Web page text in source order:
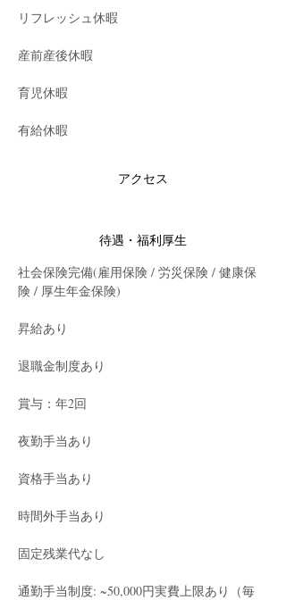
リフレッシュ休暇
産前産後休暇
育児休暇
有給休暇
アクセス
待遇・福利厚生
社会保険完備(雇用保険 / 労災保険 / 健康保
険 / 厚生年金保険)
昇給あり
退職金制度あり
賞与：年2回
夜勤手当あり
資格手当あり
時間外手当あり
固定残業代なし
通勤手当制度: ~50,000円実費上限あり（毎